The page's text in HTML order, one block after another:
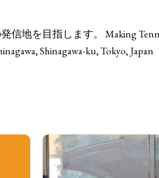
地を目指します。 Making
Shinagawa-ku, Tokyo, Japan